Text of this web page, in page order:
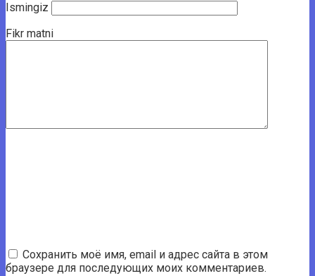
Ismingiz
Fikr matni
Сохранить моё имя, email и адрес сайта в этом
браузере для последующих моих комментариев.